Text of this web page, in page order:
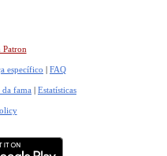
Patron
específico | FAQ
fama | Estatísticas